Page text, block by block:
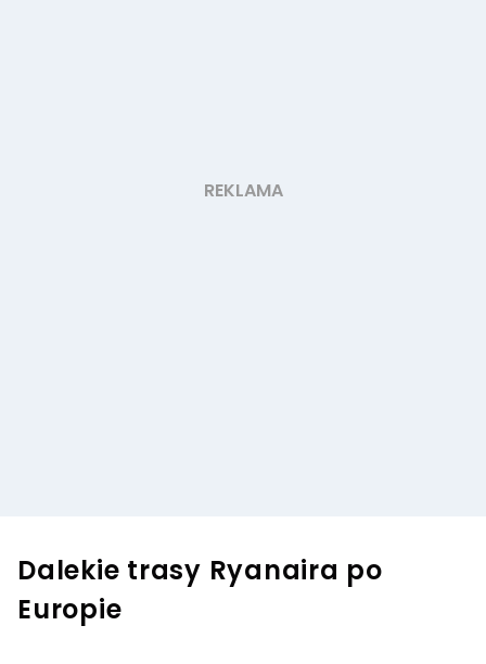
Dalekie trasy Ryanaira po
Europie